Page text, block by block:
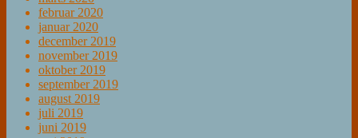
februar 2020
januar 2020
december 2019
november 2019
oktober 2019
september 2019
august 2019
juli 2019
juni 2019